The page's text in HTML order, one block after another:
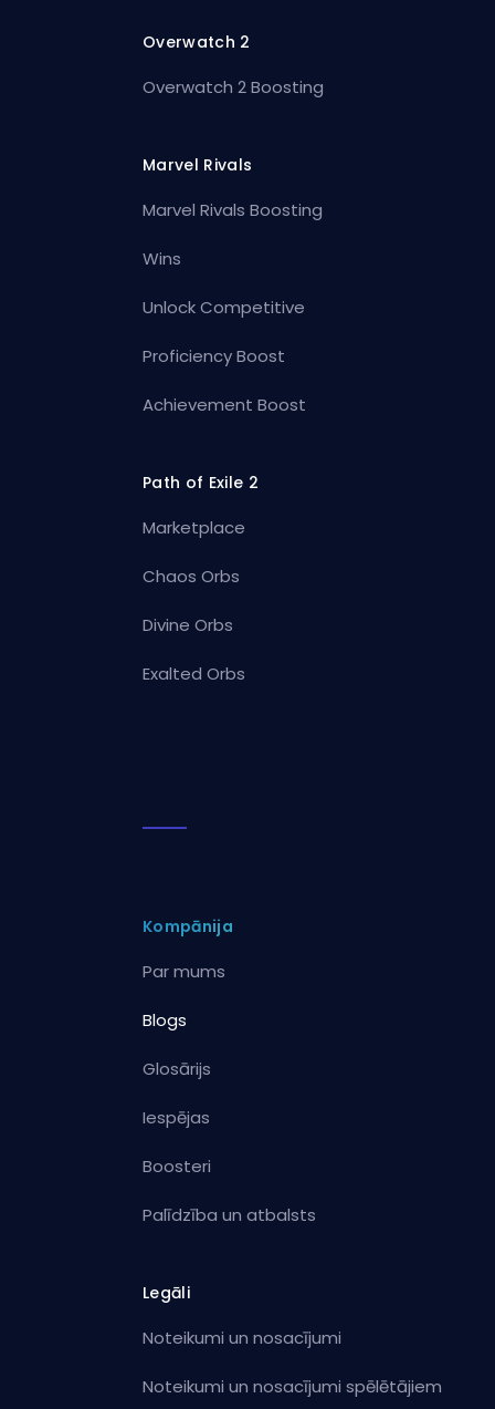
Overwatch 2
Overwatch 2 Boosting
Marvel Rivals
Marvel Rivals Boosting
Wins
Unlock Competitive
Proficiency Boost
Achievement Boost
Path of Exile 2
Marketplace
Chaos Orbs
Divine Orbs
Exalted Orbs
Kompānija
Par mums
Blogs
Glosārijs
Iespējas
Boosteri
Palīdzība un atbalsts
Legāli
Noteikumi un nosacījumi
Noteikumi un nosacījumi spēlētājiem